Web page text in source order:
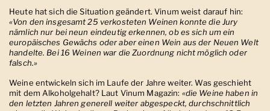
Heute hat sich die Situation geändert. Vinum weist darauf hin:
«Von den insgesamt 25 verkosteten Weinen konnte die Jury
nämlich nur bei neun eindeutig erkennen, ob es sich um ein
europäisches Gewächs oder aber einen Wein aus der Neuen Welt
handelte. Bei 16 Weinen war die Zuordnung nicht möglich oder
falsch.»
Weine entwickeln sich im Laufe der Jahre weiter. Was geschieht
mit dem Alkoholgehalt? Laut Vinum Magazin: «die Weine haben in
den letzten Jahren generell weiter abgespeckt, durchschnittlich